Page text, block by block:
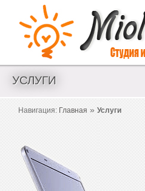
Создание сайтов и интернет магазинов.
УСЛУГИ
Навигация: Главная » Услуги